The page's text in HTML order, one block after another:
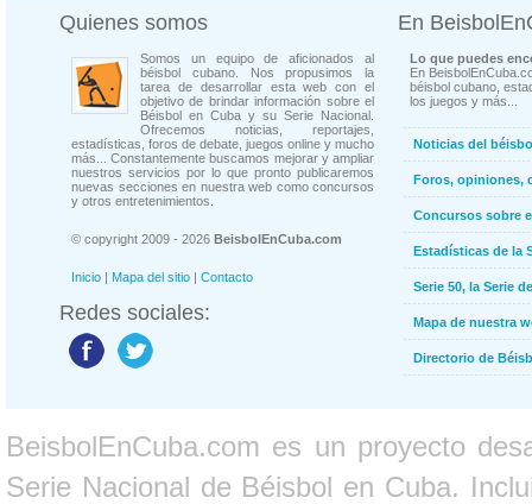
Quienes somos
Somos un equipo de aficionados al
béisbol cubano. Nos propusimos la
tarea de desarrollar esta web con el
objetivo de brindar información sobre el
Béisbol en Cuba y su Serie Nacional.
Ofrecemos noticias, reportajes,
estadísticas, foros de debate, juegos online y mucho
más... Constantemente buscamos mejorar y ampliar
nuestros servicios por lo que pronto publicaremos
nuevas secciones en nuestra web como concursos
y otros entretenimientos.
© copyright 2009 - 2026 BeisbolEnCuba.com
Inicio | Mapa del sitio | Contacto
Redes sociales:
En
Lo que puedes
En
béisbol cubano,
los juegos y más...
Noticias del
Foros, opiniones,
Concursos sobre
Estadísticas de la
Serie 50, la Serie
Mapa de nuestra
Directorio de
BeisbolEnCuba.com es un proyecto
Serie Nacional de Béisbol en Cuba.